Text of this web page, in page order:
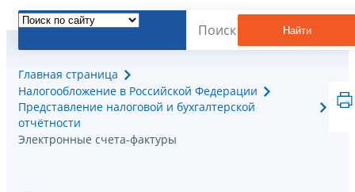
Найти
Главная страница
Налогообложение в Российской Федерации
Представление налоговой и бухгалтерской
отчётности
Электронные счета-фактуры